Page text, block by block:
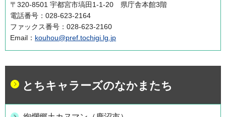
〒320-8501 宇都宮市塙田1-1-20 県庁舎本館3階
電話番号：028-623-2164
ファックス番号：028-623-2160
Email： kouhou@pref.tochigi.lg.jp
とちキャラーズのなかまたち